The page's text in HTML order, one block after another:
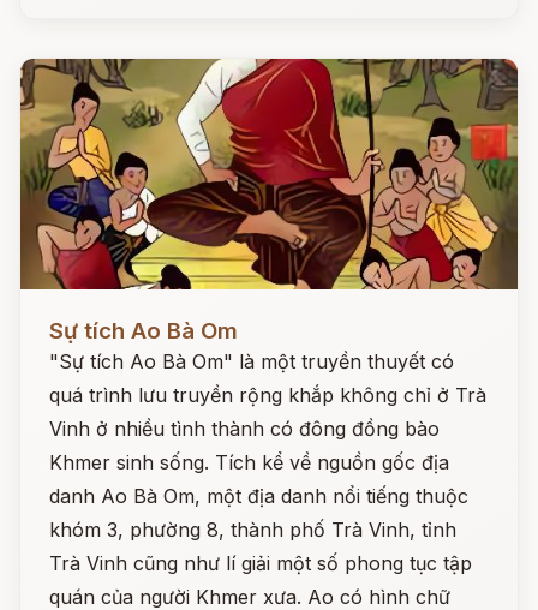
Sự tích Ao Bà Om
"Sự tích Ao Bà Om" là một truyền thuyết có
quá trình lưu truyền rộng khắp không chỉ ở Trà
Vinh ở nhiều tình thành có đông đồng bào
Khmer sinh sống. Tích kể về nguồn gốc địa
danh Ao Bà Om, một địa danh nổi tiếng thuộc
khóm 3, phường 8, thành phố Trà Vinh, tỉnh
Trà Vinh cũng như lí giải một số phong tục tập
quán của người Khmer xưa. Ao có hình chữ